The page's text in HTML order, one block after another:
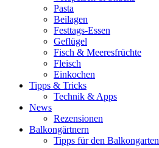
Pasta
Beilagen
Festtags-Essen
Geflügel
Fisch & Meeresfrüchte
Fleisch
Einkochen
Tipps & Tricks
Technik & Apps
News
Rezensionen
Balkongärtnern
Tipps für den Balkongarten